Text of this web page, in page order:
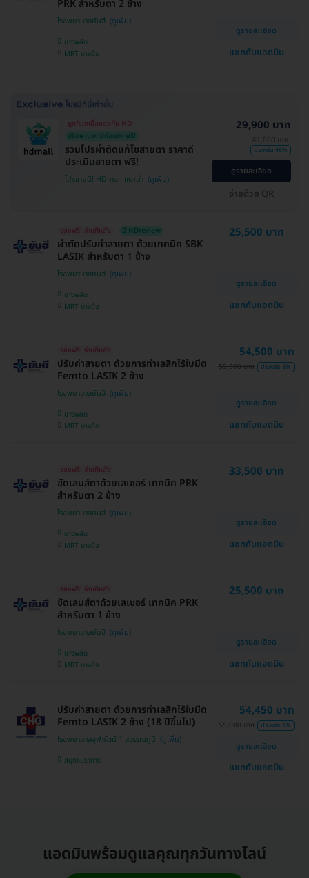
PRK สำหรับตา 2 ข้าง
โรงพยาบาลยันฮี
บางพลัด
MRT บางอ้อ
ดูรายละเอียด
แชทกับแอดมิน
ถูกที่สุดเมื่อของกับ HD
ปรึกษาแพทย์ก่อนทำ ฟรี!
รวมโปรผ่าตัดแก้ไขสายตา ราคาดี
ประเมินสายตา ฟรี!
โปรขายดี! HDmall แนะนำ
29,900 บาท
61,000 บาท
ประหยัด 46%
ดูรายละเอียด
จองฟรี! จ่ายทีหลัง มี HDreview
ผ่าตัดปรับค่าสายตา ด้วยเทคนิค SBK
LASIK สำหรับตา 1 ข้าง
โรงพยาบาลยันฮี
บางพลัด
MRT บางอ้อ
25,500 บาท
ดูรายละเอียด
แชทกับแอดมิน
จองฟรี! จ่ายทีหลัง
ปรับค่าสายตา ด้วยการทำเลสิกไร้ใบมีด
Femto LASIK 2 ข้าง
โรงพยาบาลยันฮี
บางพลัด
MRT บางอ้อ
54,500 บาท
59,500 บาท ประหยัด 8%
ดูรายละเอียด
แชทกับแอดมิน
จองฟรี! จ่ายทีหลัง
ขัดเลนส์ตาด้วยเลเซอร์ เทคนิค PRK
สำหรับตา 2 ข้าง
โรงพยาบาลยันฮี
บางพลัด
MRT บางอ้อ
33,500 บาท
ดูรายละเอียด
แชทกับแอดมิน
จองฟรี! จ่ายทีหลัง
ขัดเลนส์ตาด้วยเลเซอร์ เทคนิค PRK
สำหรับตา 1 ข้าง
โรงพยาบาลยันฮี
บางพลัด
MRT บางอ้อ
25,500 บาท
ดูรายละเอียด
แชทกับแอดมิน
ปรับค่าสายตา ด้วยการทำเลสิกไร้ใบมีด
Femto LASIK 2 ข้าง (18 ปีขึ้นไป)
โรงพยาบาลจุฬารัตน์ 1 สุวรรณภูมิ
สมุทรปราการ
54,450 บาท
55,000 บาท ประหยัด 1%
ดูรายละเอียด
แชทกับแอดมิน
แอดมินพร้อมดูแลคุณทุกวันทางไลน์